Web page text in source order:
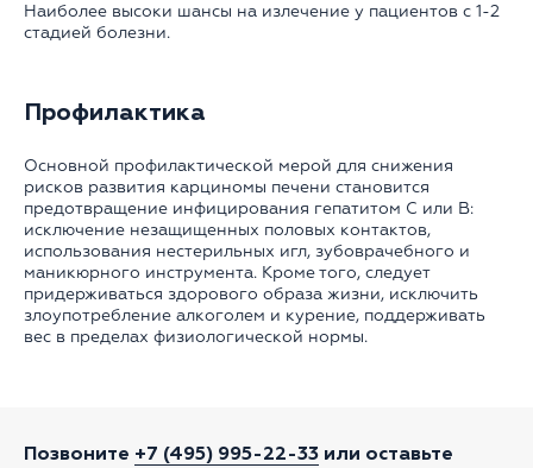
Наиболее высоки шансы на излечение у пациентов с 1-2
стадией болезни.
Профилактика
Основной профилактической мерой для снижения
рисков развития карциномы печени становится
предотвращение инфицирования гепатитом С или В:
исключение незащищенных половых контактов,
использования нестерильных игл, зубоврачебного и
маникюрного инструмента. Кроме того, следует
придерживаться здорового образа жизни, исключить
злоупотребление алкоголем и курение, поддерживать
вес в пределах физиологической нормы.
Позвоните +7 (495) 995-22-33 или оставьте